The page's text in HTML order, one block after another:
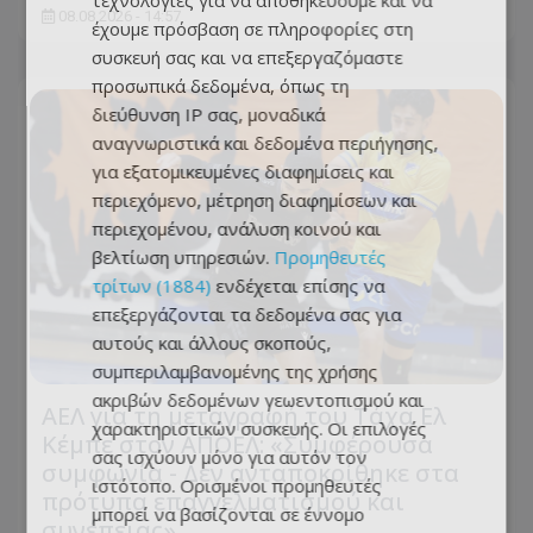
08.08.2026 - 14:57
ΑΕΛ για τη μεταγραφή του Τάχα Ελ
Κέμπε στον ΑΠΟΕΛ: «Συμφέρουσα
συμφωνία - Δεν ανταποκρίθηκε στα
πρότυπα επαγγελματισμού και
έχουμε πρόσβαση σε πληροφορίες στη
συσκευή σας και να επεξεργαζόμαστε
προσωπικά δεδομένα, όπως τη
διεύθυνση IP σας, μοναδικά
αναγνωριστικά και δεδομένα περιήγησης,
για εξατομικευμένες διαφημίσεις και
περιεχόμενο, μέτρηση διαφημίσεων και
περιεχομένου, ανάλυση κοινού και
βελτίωση υπηρεσιών. Προμηθευτές
τρίτων (1884) ενδέχεται επίσης να
επεξεργάζονται τα δεδομένα σας για
αυτούς και άλλους σκοπούς,
συμπεριλαμβανομένης της χρήσης
ακριβών δεδομένων γεωεντοπισμού και
χαρακτηριστικών συσκευής. Οι επιλογές
σας ισχύουν μόνο για αυτόν τον
ιστότοπο. Ορισμένοι προμηθευτές
μπορεί να βασίζονται σε έννομο